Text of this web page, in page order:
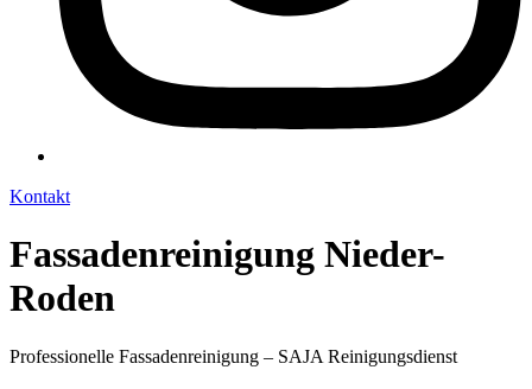
Kontakt
Fassadenreinigung Nieder-
Roden
Professionelle Fassadenreinigung – SAJA Reinigungsdienst